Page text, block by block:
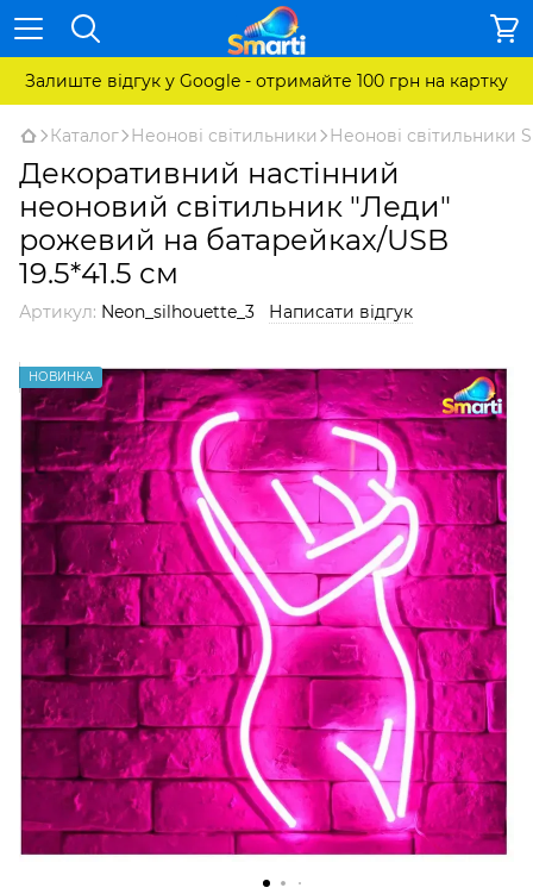
Залиште відгук у Google - отримайте 100 грн на картку
Каталог Неонові світильники Неонові світильники
Декоративний настінний
неоновий світильник "Леди"
рожевий на батарейках/USB
19.5*41.5 см
Артикул: Neon_silhouette_3 Написати відгук
НОВИНКА